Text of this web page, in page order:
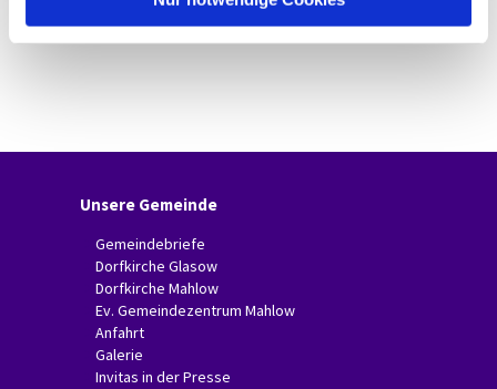
Unsere Gemeinde
Gemeindebriefe
Dorfkirche Glasow
Dorfkirche Mahlow
Ev. Gemeindezentrum Mahlow
Anfahrt
Galerie
Invitas in der Presse